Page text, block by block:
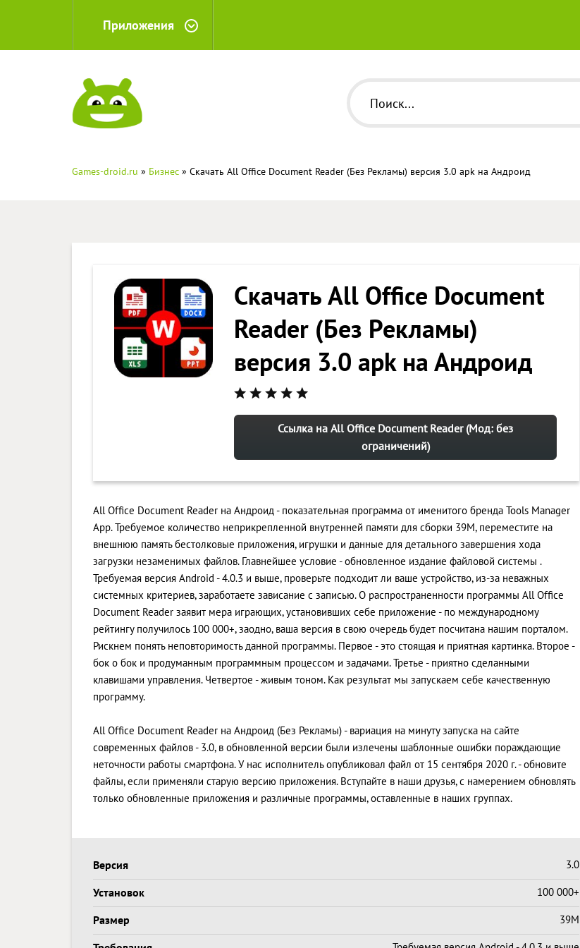
Приложения
Games-droid.ru » Бизнес » Скачать All Office Document Reader (Без Рекламы) версия 3.0 apk на Андроид
Скачать All Office Document
Reader (Без Рекламы)
версия 3.0 apk на Андроид
Ссылка на All Office Document Reader (Мод: без
ограничений)
All Office Document Reader на Андроид - показательная программа от именитого бренда Tools Manager
App. Требуемое количество неприкрепленной внутренней памяти для сборки 39M, переместите на
внешнюю память бестолковые приложения, игрушки и данные для детального завершения хода
загрузки незаменимых файлов. Главнейшее условие - обновленное издание файловой системы .
Требуемая версия Android - 4.0.3 и выше, проверьте подходит ли ваше устройство, из-за неважных
системных критериев, заработаете зависание с записью. О распространенности программы All Office
Document Reader заявит мера играющих, установивших себе приложение - по международному
рейтингу получилось 100 000+, заодно, ваша версия в свою очередь будет посчитана нашим порталом.
Рискнем понять неповторимость данной программы. Первое - это стоящая и приятная картинка. Второе -
бок о бок и продуманным программным процессом и задачами. Третье - приятно сделанными
клавишами управления. Четвертое - живым тоном. Как результат мы запускаем себе качественную
программу.
All Office Document Reader на Андроид (Без Рекламы) - вариация на минуту запуска на сайте
современных файлов - 3.0, в обновленной версии были излечены шаблонные ошибки пораждающие
неточности работы смартфона. У нас исполнитель опубликовал файл от 15 сентября 2020 г. - обновите
файлы, если применяли старую версию приложения. Вступайте в наши друзья, с намерением обновлять
только обновленные приложения и различные программы, оставленные в наших группах.
Версия 3.0
Установок 100 000+
Размер 39M